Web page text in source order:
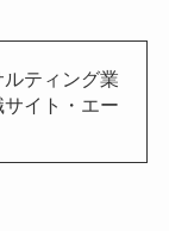
ルティング業
イト・エー